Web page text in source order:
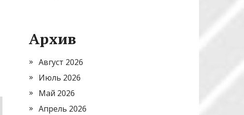
Архив
Август 2026
Июль 2026
Май 2026
Апрель 2026